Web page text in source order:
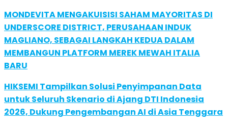
MONDEVITA MENGAKUISISI SAHAM MAYORITAS DI
UNDERSCORE DISTRICT, PERUSAHAAN INDUK
MAGLIANO, SEBAGAI LANGKAH KEDUA DALAM
MEMBANGUN PLATFORM MEREK MEWAH ITALIA
BARU
HIKSEMI Tampilkan Solusi Penyimpanan Data
untuk Seluruh Skenario di Ajang DTI Indonesia
2026, Dukung Pengembangan AI di Asia Tenggara